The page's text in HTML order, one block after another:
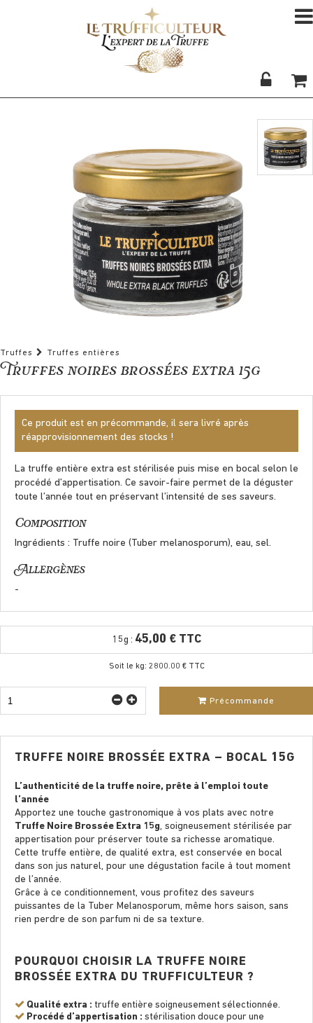
Truffes Truffes entières
Truffes noires brossées extra 15g
Ce produit est en précommande, il sera livré après
réapprovisionnement des stocks !
La truffe entière extra est stérilisée puis mise en bocal selon le
procédé d’appertisation. Ce savoir-faire permet de la déguster
toute l’année tout en préservant l’intensité de ses saveurs.
Composition
Ingrédients : Truffe noire (Tuber melanosporum), eau, sel.
Allergènes
-
15g : 45,00 € TTC
Soit le kg: 2800.00 € TTC
Précommande
TRUFFE NOIRE BROSSÉE EXTRA – BOCAL 15G
L’authenticité de la truffe noire, prête à l’emploi toute
l’année
Apportez une touche gastronomique à vos plats avec notre
Truffe Noire Brossée Extra 15g, soigneusement stérilisée par
appertisation pour préserver toute sa richesse aromatique.
Cette truffe entière, de qualité extra, est conservée en bocal
dans son jus naturel, pour une dégustation facile à tout moment
de l’année.
Grâce à ce conditionnement, vous proﬁtez des saveurs
puissantes de la Tuber Melanosporum, même hors saison, sans
rien perdre de son parfum ni de sa texture.
POURQUOI CHOISIR LA TRUFFE NOIRE
BROSSÉE EXTRA DU TRUFFICULTEUR ?
Qualité extra : truffe entière soigneusement sélectionnée.
Procédé d’appertisation : stérilisation douce pour une